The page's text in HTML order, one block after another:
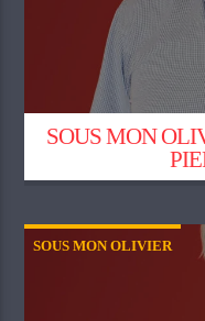
SOUS MON
SOUS MON OLIVIER